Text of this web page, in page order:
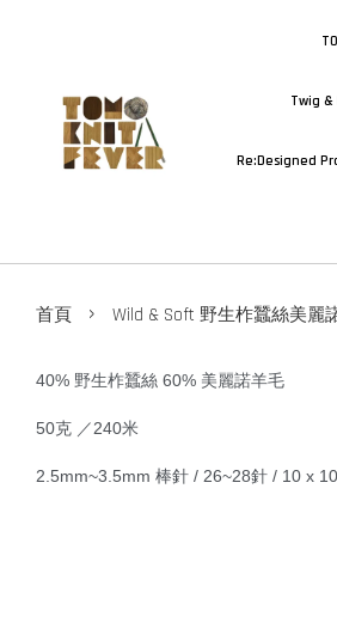
Twig
Re:Designed
首頁 › Wild & Soft 野生柞蠶絲美麗
40% 野生柞蠶絲 60% 美麗諾羊毛
50克 ／240米
2.5mm~3.5mm 棒針 / 26~28針 / 10 x